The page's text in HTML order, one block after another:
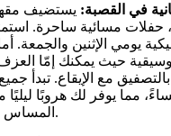
في القصبة: يستضيف
حفلات مسائية ساحرة.
يومي الإثنين والجمعة. أما
حيث يمكنك إمّا
مع الإيقاع. تبدأ
الساعة 7 مساءً، مما يوفر لك هروبًا
المساس بميزانيتك.